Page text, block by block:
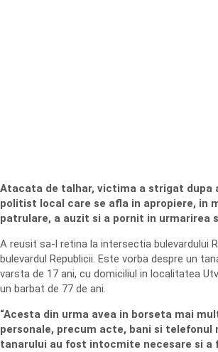
Atacata de talhar, victima a strigat dupa
politist local care se afla in apropiere, in
patrulare, a auzit si a pornit in urmarirea
A reusit sa-l retina la intersectia bulevardului
bulevardul Republicii. Este vorba despre un
varsta de 17 ani, cu domiciliul in localitatea
un barbat de 77 de ani.
“Acesta din urma avea in borseta mai
personale, precum acte, bani si telefonul
tanarului au fost intocmite necesare si a